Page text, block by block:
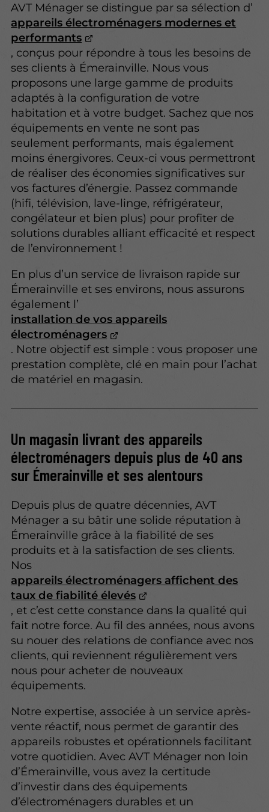
AVT Ménager se distingue par sa sélection d’
appareils électroménagers modernes et
performants
, conçus pour répondre à tous les besoins de
ses clients à Émerainville. Nous vous
proposons une large gamme de produits
adaptés à la configuration de votre
habitation et à votre budget. Sachez que nos
équipements en vente ne sont pas
seulement performants, mais également
moins énergivores. Ceux-ci vous permettront
de réaliser des économies significatives sur
vos factures d’énergie. Passez commande
(hifi, télévision, lave-linge, réfrigérateur,
congélateur et bien plus) pour profiter de
solutions durables alliant efficacité et respect
de l’environnement !
En plus d’un service de livraison rapide sur
Émerainville et ses environs, nous assurons
également l’
installation de vos appareils
électroménagers
. Notre objectif est simple : vous proposer une
prestation complète, clé en main pour l’achat
de matériel en magasin.
Un magasin livrant des appareils
électroménagers depuis plus de 40 ans
sur Émerainville et ses alentours
Depuis plus de quatre décennies, AVT
Ménager a su bâtir une solide réputation à
Émerainville grâce à la fiabilité de ses
produits et à la satisfaction de ses clients.
Nos
appareils électroménagers affichent des
taux de fiabilité élevés
, et c’est cette constance dans la qualité qui
fait notre force. Au fil des années, nous avons
su nouer des relations de confiance avec nos
clients, qui reviennent régulièrement vers
nous pour acheter de nouveaux
équipements.
Notre expertise, associée à un service après-
vente réactif, nous permet de garantir des
appareils robustes et opérationnels facilitant
votre quotidien. Avec AVT Ménager non loin
d’Émerainville, vous avez la certitude
d’investir dans des équipements
d’électroménagers durables et un